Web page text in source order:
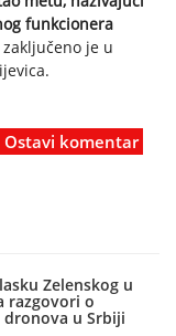
funkcionera
zaključeno je u
Ostavi komentar
Zelenskog u
razgovori o
u Srbiji